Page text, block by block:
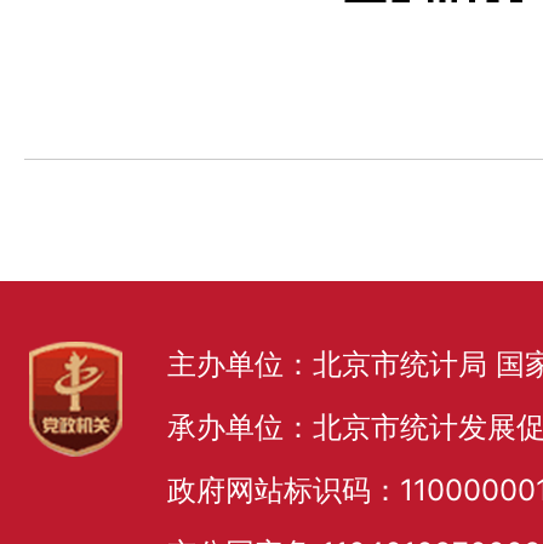
主办单位：北京市统计局 国
承办单位：北京市统计发展
政府网站标识码：